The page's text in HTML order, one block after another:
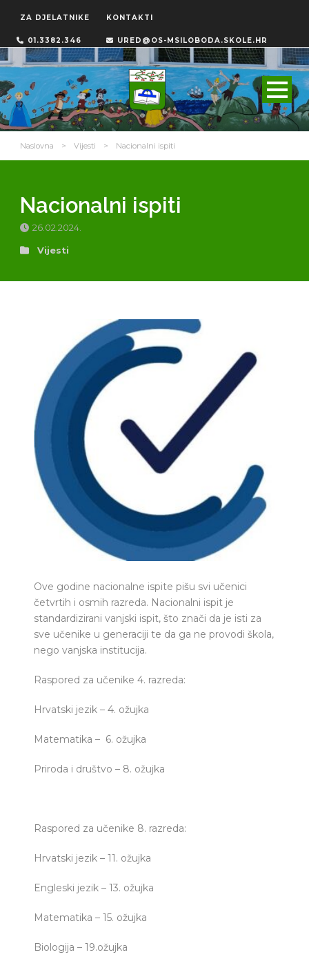
ZA DJELATNIKE KONTAKTI
01.3382.346 URED@OS-MSILOBODA.SKOLE.HR
Naslovna > Vijesti > Nacionalni ispiti
Nacionalni ispiti
26.02.2024.
Vijesti
Ove godine nacionalne ispite pišu svi učenici
četvrtih i osmih razreda. Nacionalni ispit je
standardizirani vanjski ispit, što znači da je isti za
sve učenike u generaciji te da ga ne provodi škola,
nego vanjska institucija.
Raspored za učenike 4. razreda:
Hrvatski jezik – 4. ožujka
Matematika – 6. ožujka
Priroda i društvo – 8. ožujka
Raspored za učenike 8. razreda:
Hrvatski jezik – 11. ožujka
Engleski jezik – 13. ožujka
Matematika – 15. ožujka
Biologija – 19.ožujka